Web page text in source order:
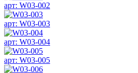
арт: W03-002
арт: W03-003
арт: W03-004
арт: W03-005